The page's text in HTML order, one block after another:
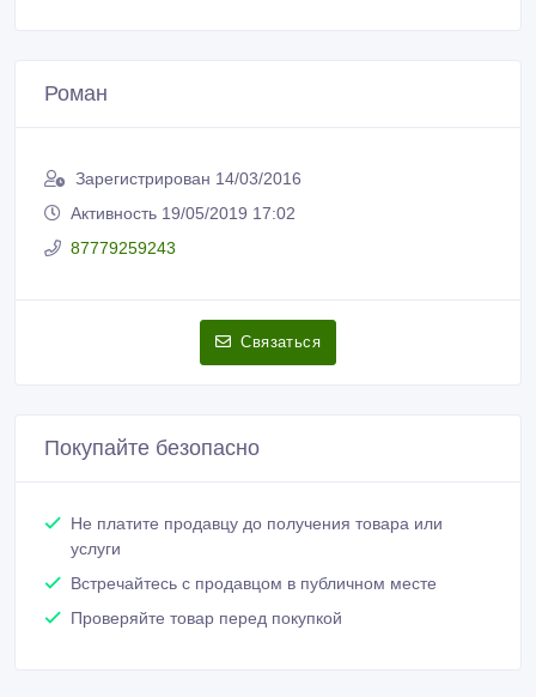
Роман
Зарегистрирован 14/03/2016
Активность 19/05/2019 17:02
87779259243
Связаться
Покупайте безопасно
Не платите продавцу до получения товара или
услуги
Встречайтесь с продавцом в публичном месте
Проверяйте товар перед покупкой